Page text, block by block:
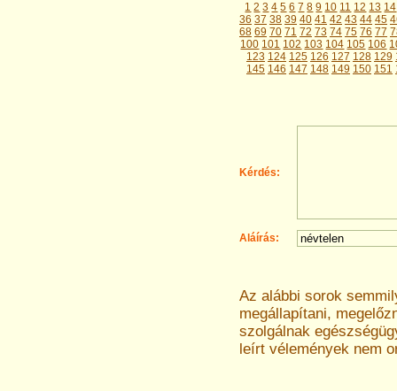
1 2 3 4 5 6 7 8 9 10 11 12 13 14
36 37 38 39 40 41 42 43 44 45
68 69 70 71 72 73 74 75 76 77
100 101 102 103 104 105 106
123 124 125 126 127 128 129
145 146 147 148 149 150 151
Kérdés:
Aláírás:
Az alábbi sorok
megállapítani,
szolgálnak
leírt vélemények nem